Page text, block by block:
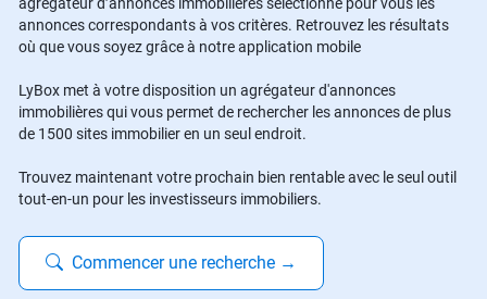
annonces correspondants à vos critères. Retrouvez les résultats
où que vous soyez grâce à notre application mobile
LyBox met à votre disposition un agrégateur d'annonces
immobilières qui vous permet de rechercher les annonces de plus
de 1500 sites immobilier en un seul endroit.
Trouvez maintenant votre prochain bien rentable avec le seul outil
tout-en-un pour les investisseurs immobiliers.
Commencer une recherche →